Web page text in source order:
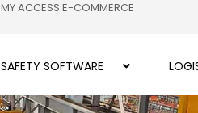
MY ACCESS E-COMMERCE
SAFETY SOFTWARE